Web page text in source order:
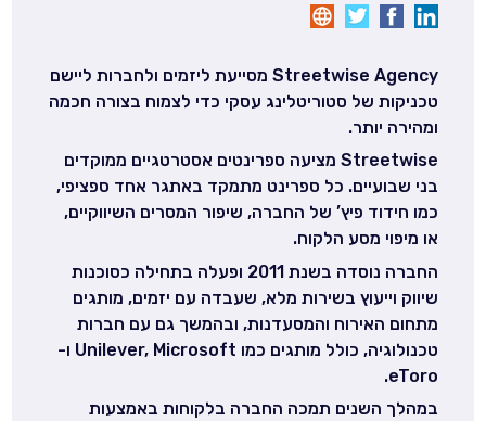
Streetwise Agency מסייעת ליזמים ולחברות ליישם
טכניקות של סטוריטלינג עסקי כדי לצמוח בצורה חכמה
ומהירה יותר.
Streetwise מציעה ספרינטים אסטרטגיים ממוקדים
בני שבועיים. כל ספרינט מתמקד באתגר אחד ספציפי,
כמו חידוד פיץ’ של החברה, שיפור המסרים השיווקיים,
או מיפוי מסע הלקוח.
החברה נוסדה בשנת 2011 ופעלה בתחילה כסוכנות
שיווק וייעוץ בשירות מלא, שעבדה עם יזמים, מותגים
מתחום האירוח והמסעדנות, ובהמשך גם עם חברות
טכנולוגיה, כולל מותגים כמו Unilever, Microsoft ו-
eToro.
במהלך השנים תמכה החברה בלקוחות באמצעות